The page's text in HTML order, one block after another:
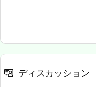
ディスカッション